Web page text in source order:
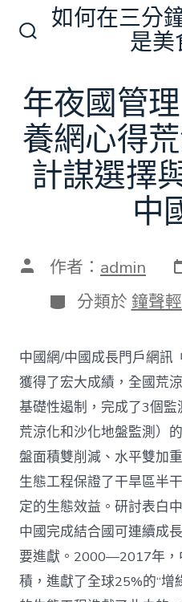
切
換
開
關
如何在三分
是美
年夜國管
養網心得
計謀選擇
中
文 作者： admin
分
類
分類於 鐘聲
中國網/中國成長門戶網訊
獲得了宏大成績，全國荒
基礎性遏制，完成了3個
荒涼化和沙化地盤監測）
盤面積雙削減、水平雙加
生態工程保證了干旱區半
定的生態效益。研討表白
中國完成結合國可連續成
要進獻。2000—2017年，
積，進獻了全球25%的“增